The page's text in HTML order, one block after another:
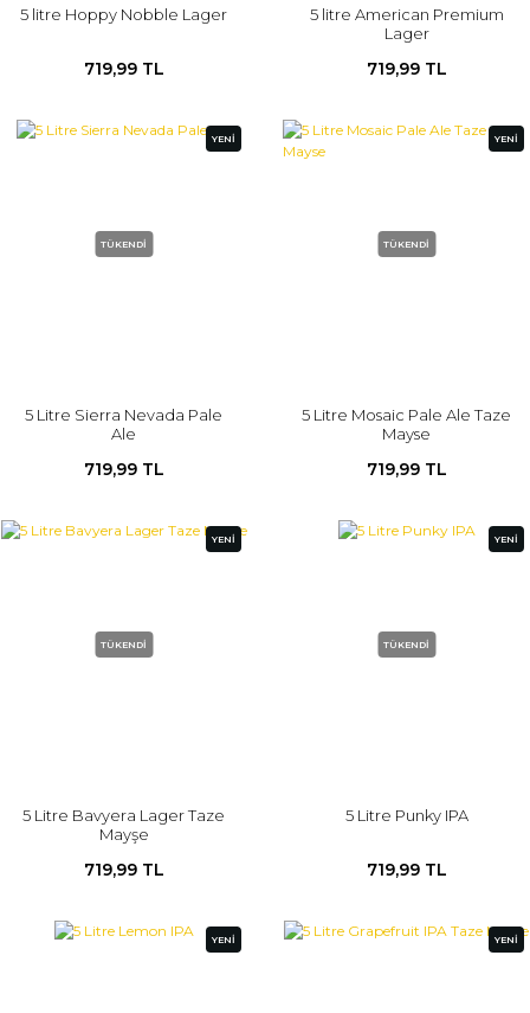
5 litre Hoppy Nobble Lager
719,99 TL
5 litre American Premium
Lager
719,99 TL
YENİ
TÜKENDİ
5 Litre Sierra Nevada Pale
Ale
719,99 TL
YENİ
TÜKENDİ
5 Litre Mosaic Pale Ale Taze
Mayse
719,99 TL
YENİ
TÜKENDİ
5 Litre Bavyera Lager Taze
Mayşe
719,99 TL
YENİ
TÜKENDİ
5 Litre Punky IPA
719,99 TL
YENİ YENİ